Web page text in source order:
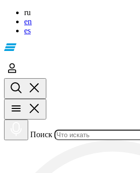
ru
en
es
Поиск